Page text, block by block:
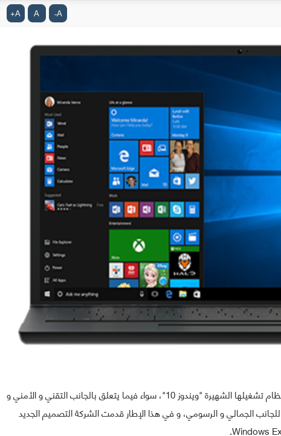
A
-
A
A
+
تواصل شركة مايكروسوفت القيام بالتحسينات اللازمة بنظام تشغيلها الشهيرة "ويندوز 10"، سواء فيما يتعلق بالجانب التقني و الأمني و
الجمالي و الرسومي، و في هذا الإطار قدمت الشركة التصميم الجديد